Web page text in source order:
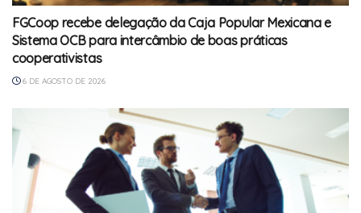
FGCoop recebe delegação da Caja Popular Mexicana e
Sistema OCB para intercâmbio de boas práticas
cooperativistas
6 DE AGOSTO DE 2026